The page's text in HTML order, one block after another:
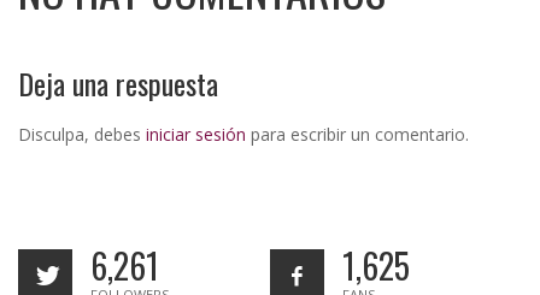
Deja una respuesta
Disculpa, debes iniciar sesión para escribir un comentario.
6,261 1,625